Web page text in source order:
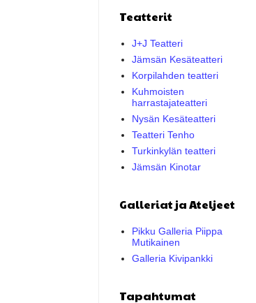
Teatterit
J+J Teatteri
Jämsän Kesäteatteri
Korpilahden teatteri
Kuhmoisten
harrastajateatteri
Nysän Kesäteatteri
Teatteri Tenho
Turkinkylän teatteri
Jämsän Kinotar
Galleriat ja Ateljeet
Pikku Galleria Piippa
Mutikainen
Galleria Kivipankki
Tapahtumat